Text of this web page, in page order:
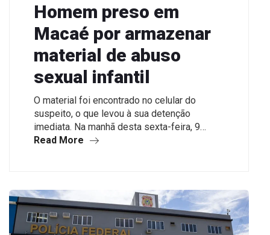
Homem preso em
Macaé por armazenar
material de abuso
sexual infantil
O material foi encontrado no celular do
suspeito, o que levou à sua detenção
imediata. Na manhã desta sexta-feira, 9…
Read More